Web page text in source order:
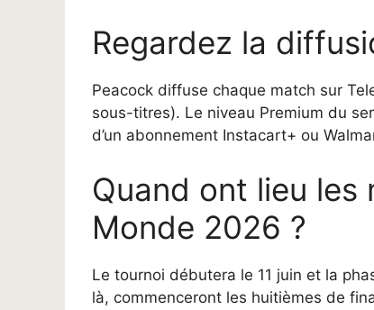
Regardez la
Peacock diffuse chaque match sur
sous-titres). Le niveau Premium du
d’un abonnement Instacart+ ou
Quand ont lieu les
Monde 2026 ?
Le tournoi débutera le 11 juin et la
là, commenceront les huitièmes de